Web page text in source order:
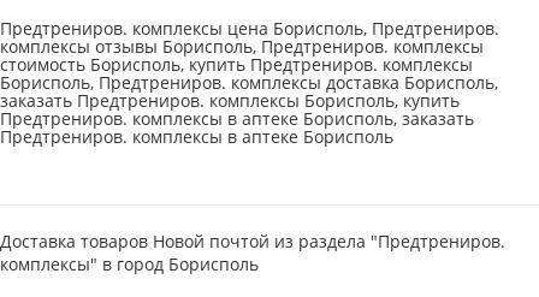
Предтрениров. комплексы цена Борисполь, Предтрениров.
комплексы отзывы Борисполь, Предтрениров. комплексы
стоимость Борисполь, купить Предтрениров. комплексы
Борисполь, Предтрениров. комплексы доставка Борисполь,
заказать Предтрениров. комплексы Борисполь, купить
Предтрениров. комплексы в аптеке Борисполь, заказать
Предтрениров. комплексы в аптеке Борисполь
Доставка товаров Новой почтой из раздела "Предтрениров.
комплексы" в город Борисполь